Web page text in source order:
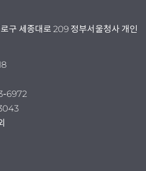
구 세종대로 209 정부서울청사 개인
6972